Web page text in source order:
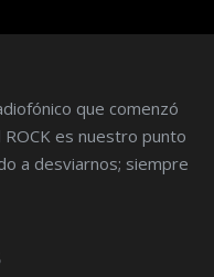
que comenzó
es nuestro punto
a desviarnos; siempre